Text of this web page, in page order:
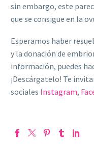
sin embargo, este
que se consigue en la
Esperamos haber
y la donación de
información, puedes
¡Descárgatelo! Te
sociales Instagram,